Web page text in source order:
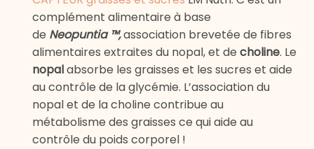
complément alimentaire à base
de Neopuntia ™,association brevetée de fibres
alimentaires extraites du nopal, et de choline. Le
nopalabsorbe les graisses et les sucres et aide
au contrôle de la glycémie. L’association du
nopal et de la choline contribue au
métabolisme des graisses ce qui aide au
contrôle du poids corporel !